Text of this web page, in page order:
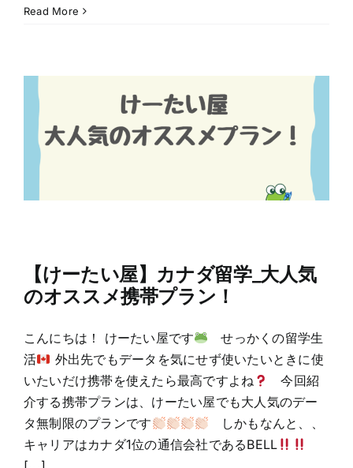
Read More
【けーたい屋】カナダ留学_大人気
のオススメ携帯プラン！
こんにちは！ けーたい屋です
せっかくの留学生
活
外出先でもデータを気にせず使いたいときに使
いたいだけ携帯を使えたら最高ですよね
今回紹
介する携帯プランは、けーたい屋でも大人気のデー
タ無制限のプランです
しかもなんと、、
キャリアはカナダ1位の通信会社であるBELL